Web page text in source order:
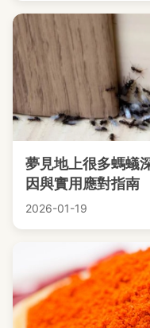
夢見地上很多螞蟻
因與實用應對指南
2026-01-19